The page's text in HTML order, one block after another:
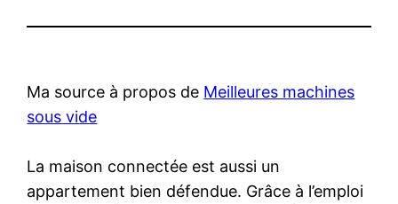
Ma source à propos de Meilleures machines
sous vide
La maison connectée est aussi un
appartement bien défendue. Grâce à l’emploi